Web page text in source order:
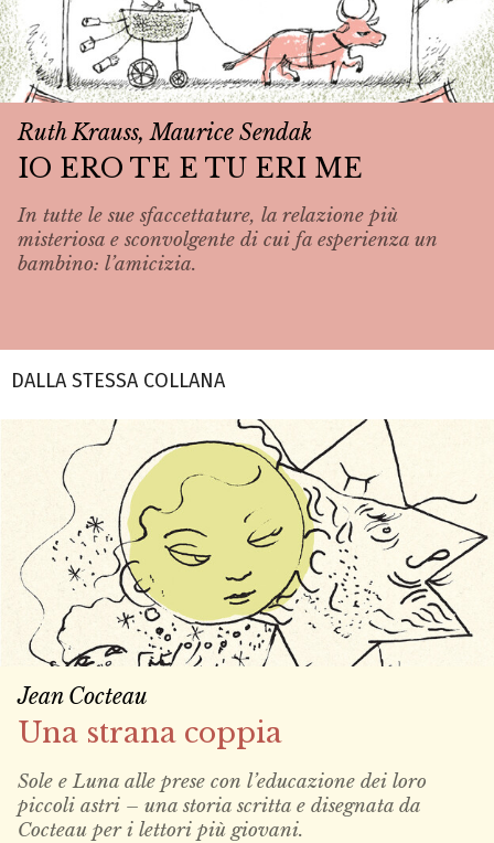
Ruth Krauss, Maurice Sendak
IO ERO TE E TU ERI ME
In tutte le sue sfaccettature, la relazione più
misteriosa e sconvolgente di cui fa esperienza un
bambino: l’amicizia.
DALLA STESSA COLLANA
Jean Cocteau
Una strana coppia
Sole e Luna alle prese con l’educazione dei loro
piccoli astri – una storia scritta e disegnata da
Cocteau per i lettori più giovani.